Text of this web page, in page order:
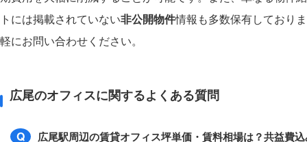
トには掲載されていない非公開物件情報も多数保有しており
軽にお問い合わせください。
広尾のオフィスに関するよくある質問
Q 広尾駅周辺の賃貸オフィス坪単価・賃料相場は？共益費